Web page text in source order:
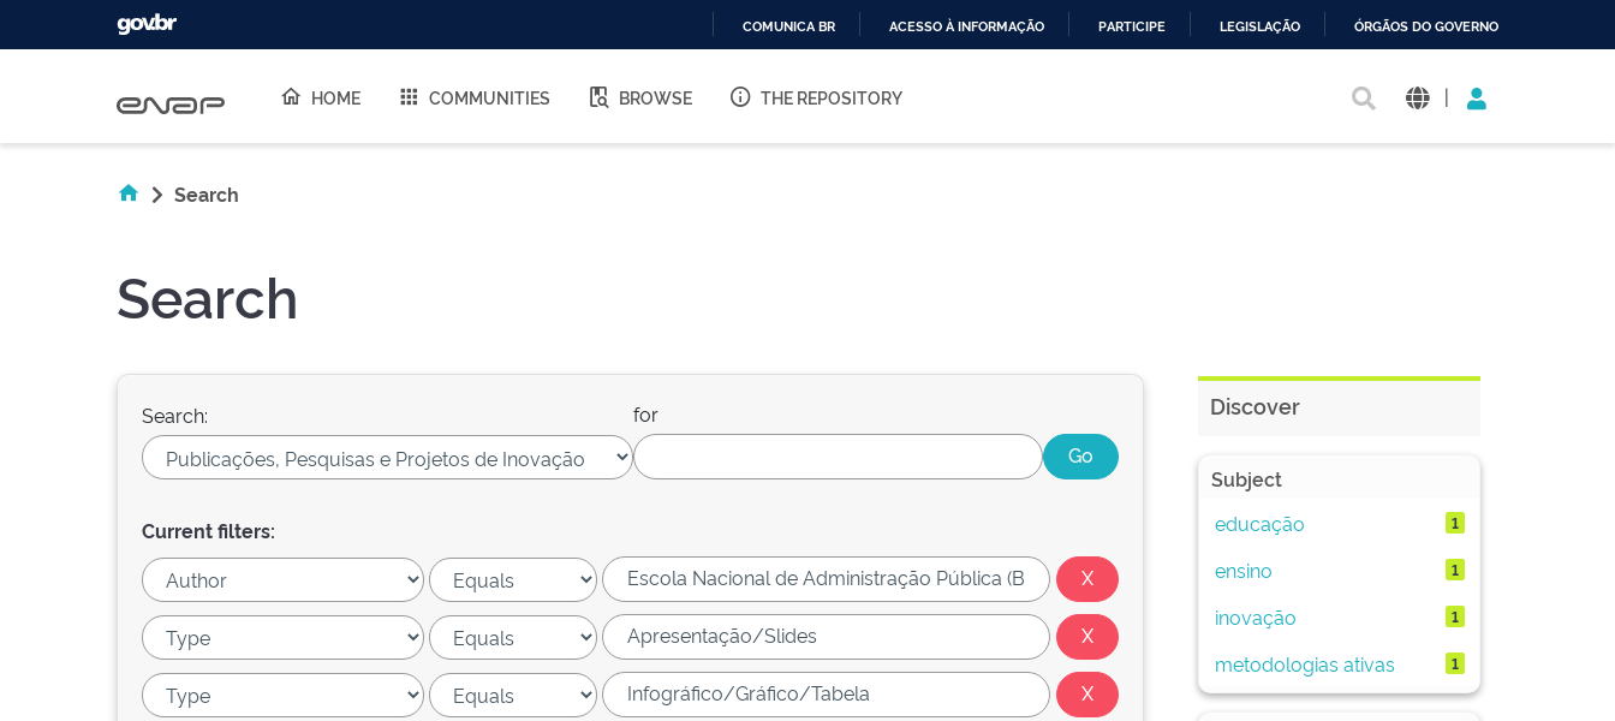
O
COMUNICA BR ACESSO À INFORMAÇÃO PARTICIPE LEGISLAÇÃO ÓRGÃOS DO GOVERNO
HOME COMMUNITIES BROWSE THE REPOSITORY |
Search
Search
Search: for
Current filters:
Discover
Subject
educação
1
ensino 1
inovação 1
metodologias ativas 1